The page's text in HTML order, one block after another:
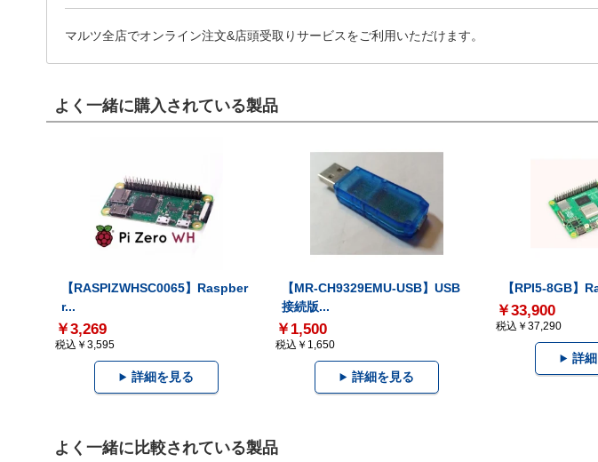
マルツ全店でオンライン注文&店頭受取りサービスをご利用いただけます。
よく一緒に購入されている製品
【RASPIZWHSC0065】Raspber
r...
￥3,269
税込￥3,595
詳細を見る
【MR-CH9329EMU-USB】USB
接続版...
￥1,500
税込￥1,650
詳細を見る
【RPI5-8GB】
￥33,900
税込￥37,290
詳
よく一緒に比較されている製品